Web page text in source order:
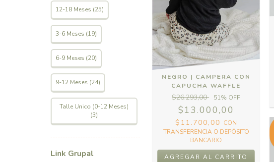
12-18 Meses (25)
3-6 Meses (19)
6-9 Meses (20)
9-12 Meses (24)
Talle Unico (0-12 Meses)
(3)
Link Grupal
NEGRO | CAMPERA CON
CAPUCHA WAFFLE
$26.293,00 51% OFF
$13.000,00
$11.700,00 CON
TRANSFERENCIA O DEPÓSITO
BANCARIO
AGREGAR AL CARRITO